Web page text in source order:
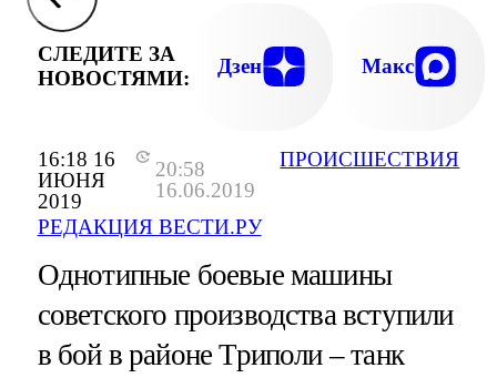
16:18 16
ИЮНЯ
2019
20:58
16.06.2019
РЕДАКЦИЯ ВЕСТИ.РУ
ПРОИСШЕСТВИЯ
СЛЕДИТЕ ЗА
НОВОСТЯМИ:
Дзен Макс
Однотипные боевые машины
советского производства вступили
в бой в районе Триполи – танк